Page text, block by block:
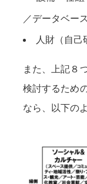
／データベー
人財（自己
また、上記８
検討するため
なら、以下の